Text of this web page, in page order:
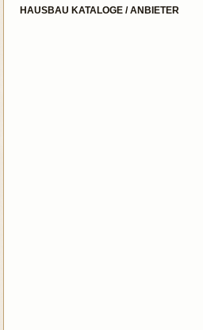
HAUSBAU KATALOGE / ANBIETER